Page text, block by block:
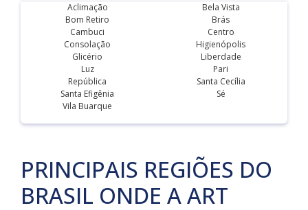
Aclimação
Bela Vista
Bom Retiro
Brás
Cambuci
Centro
Consolação
Higienópolis
Glicério
Liberdade
Luz
Pari
República
Santa Cecília
Santa Efigênia
Sé
Vila Buarque
PRINCIPAIS REGIÕES DO
BRASIL ONDE A ART